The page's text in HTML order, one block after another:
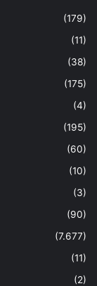
(179)
(11)
(38)
(175)
(4)
(195)
(60)
(10)
(3)
(90)
(7.677)
(11)
(2)